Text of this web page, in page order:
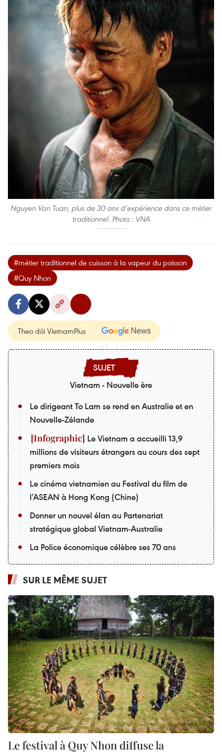
Nguyen Van Tuan, plus de 30 ans d’expérience dans ce métier
traditionnel. Photo : VNA
#métier traditionnel de cuisson à la vapeur du poisson
#Quy Nhon
Theo dõi VietnamPlus
Vietnam - Nouvelle ère
Le dirigeant To Lam se rend en Australie et en
Nouvelle-Zélande
Le Vietnam a accueilli 13,9
millions de visiteurs étrangers au cours des sept
premiers mois
Le cinéma vietnamien au Festival du film de
l’ASEAN à Hong Kong (Chine)
Donner un nouvel élan au Partenariat
stratégique global Vietnam-Australie
La Police économique célèbre ses 70 ans
SUR LE MÊME SUJET
Le festival à Quy Nhon diffuse la